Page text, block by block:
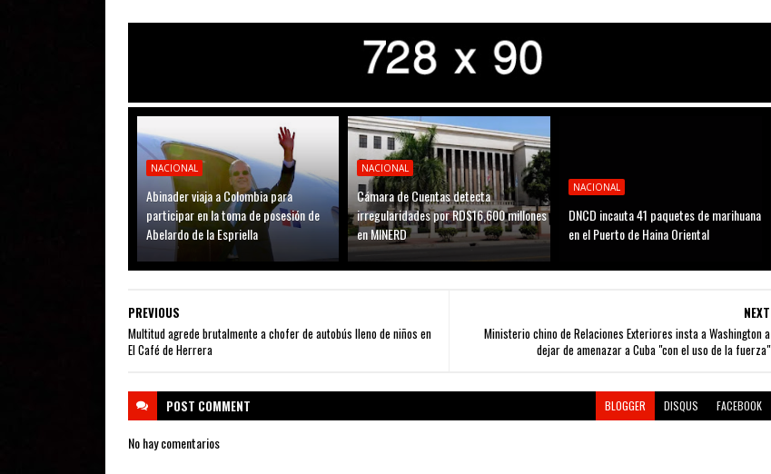
NACIONAL
Abinader viaja a Colombia para
participar en la toma de posesión de
Abelardo de la Espriella
NACIONAL
Cámara de Cuentas detecta
irregularidades por RD$16,600 millones
en MINERD
NACIONAL
DNCD incauta 41 paquetes de marihuana
en el Puerto de Haina Oriental
NEXT
Ministerio chino de Relaciones Exteriores insta a Washington a
dejar de amenazar a Cuba "con el uso de la fuerza"
PREVIOUS
Multitud agrede brutalmente a chofer de autobús lleno de niños en
El Café de Herrera
POST COMMENT BLOGGER DISQUS FACEBOOK
No hay comentarios